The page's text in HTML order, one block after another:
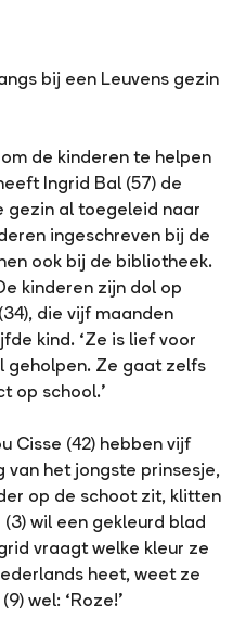
bij een Leuvens gezin
de kinderen te helpen
Ingrid Bal (57) de
gezin al toegeleid naar
ingeschreven bij de
ook bij de bibliotheek.
kinderen zijn dol op
die vijf maanden
kind. ‘Ze is lief voor
geholpen. Ze gaat zelfs
op school.’
Cisse (42) hebben vijf
van het jongste prinsesje,
op de schoot zit, klitten
wil een gekleurd blad
vraagt welke kleur ze
heet, weet ze
wel: ‘Roze!’